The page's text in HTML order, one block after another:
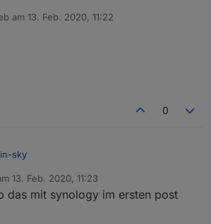
am 13. Feb. 2020, 11:22
editiert von
0
sky
hab ich mir schon gedacht.
das System aber über Gebühr.
13. Feb. 2020, 11:23
von
das mit synology im ersten post